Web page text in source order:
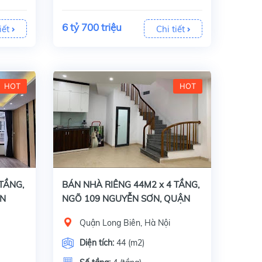
6 tỷ 700 triệu Chi tiết
HOT HOT
BÁN NHÀ RIÊNG 44M2 x 4 TẦNG,
NGÕ 109 NGUYỄN SƠN, QUẬN
Quận Long Biên, Hà Nội
Diện tích: 44 (m2)